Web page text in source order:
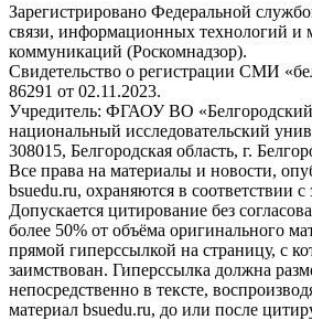
Зарегистрировано Федеральной
связи, информационных технологий и
коммуникаций (Роскомнадзор).
Свидетельство о регистрации СМИ
86291 от 02.11.2023.
Учредитель: ФГАОУ ВО «Белгородский
национальный исследовательский
308015, Белгородская область, г.
Все права на материалы и новости,
bsuedu.ru, охраняются в соответствии
Допускается цитирование без
более 50% от объёма оригинального
прямой гиперссылкой на страницу, с
заимствован. Гиперссылка должна
непосредственно в тексте,
материал bsuedu.ru, до или после